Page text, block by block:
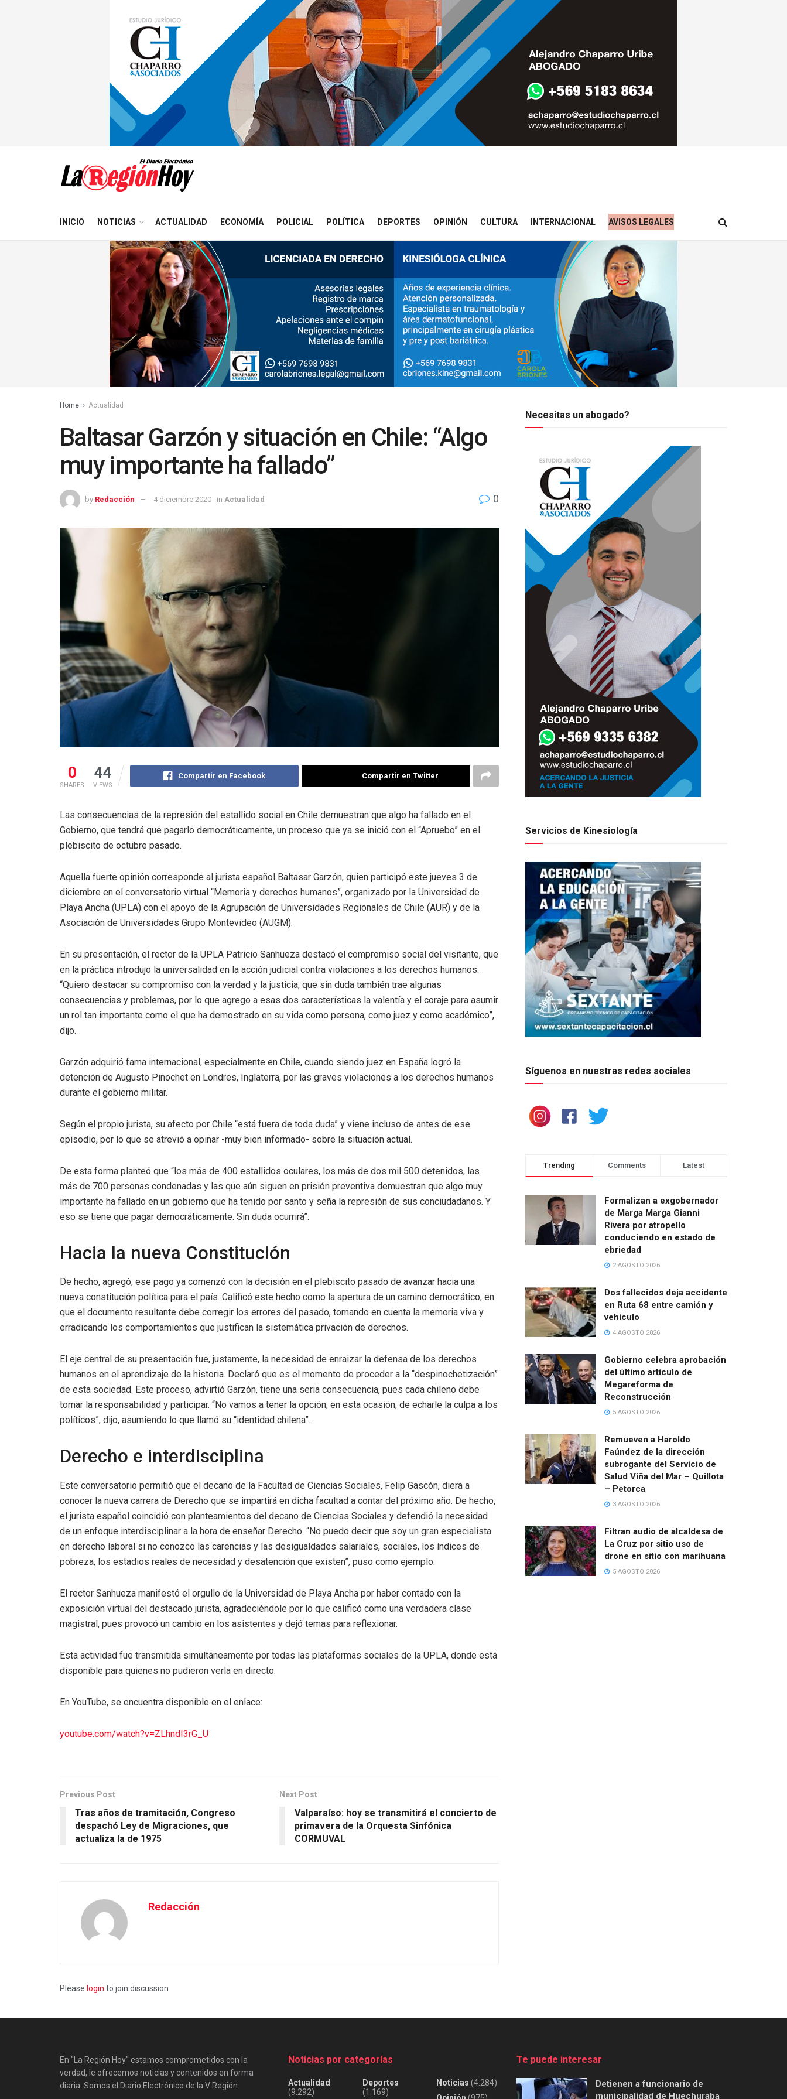
INICIO NOTICIAS ACTUALIDAD ECONOMÍA POLICIAL POLÍTICA DEPORTES OPINIÓN CULTURA INTERNACIONAL AVISOS LEGALES
Home Actualidad
Baltasar Garzón y situación en Chile: “Algo
muy importante ha fallado”
by Redacción 4 diciembre 2020 in Actualidad 0
0
SHARES
44
VIEWS
Compartir en Facebook Compartir en Twitter
Las consecuencias de la represión del estallido social en Chile demuestran que algo ha fallado en el
Gobierno, que tendrá que pagarlo democráticamente, un proceso que ya se inició con el “Apruebo” en el
plebiscito de octubre pasado.
Aquella fuerte opinión corresponde al jurista español Baltasar Garzón, quien participó este jueves 3 de
diciembre en el conversatorio virtual “Memoria y derechos humanos”, organizado por la Universidad de
Playa Ancha (UPLA) con el apoyo de la Agrupación de Universidades Regionales de Chile (AUR) y de la
Asociación de Universidades Grupo Montevideo (AUGM).
En su presentación, el rector de la UPLA Patricio Sanhueza destacó el compromiso social del visitante, que
en la práctica introdujo la universalidad en la acción judicial contra violaciones a los derechos humanos.
“Quiero destacar su compromiso con la verdad y la justicia, que sin duda también trae algunas
consecuencias y problemas, por lo que agrego a esas dos características la valentía y el coraje para asumir
un rol tan importante como el que ha demostrado en su vida como persona, como juez y como académico”,
dijo.
Garzón adquirió fama internacional, especialmente en Chile, cuando siendo juez en España logró la
detención de Augusto Pinochet en Londres, Inglaterra, por las graves violaciones a los derechos humanos
durante el gobierno militar.
Según el propio jurista, su afecto por Chile “está fuera de toda duda” y viene incluso de antes de ese
episodio, por lo que se atrevió a opinar -muy bien informado- sobre la situación actual.
De esta forma planteó que “los más de 400 estallidos oculares, los más de dos mil 500 detenidos, las
más de 700 personas condenadas y las que aún siguen en prisión preventiva demuestran que algo muy
importante ha fallado en un gobierno que ha tenido por santo y seña la represión de sus conciudadanos. Y
eso se tiene que pagar democráticamente. Sin duda ocurrirá”.
Hacia la nueva Constitución
De hecho, agregó, ese pago ya comenzó con la decisión en el plebiscito pasado de avanzar hacia una
nueva constitución política para el país. Calificó este hecho como la apertura de un camino democrático, en
que el documento resultante debe corregir los errores del pasado, tomando en cuenta la memoria viva y
erradicando los comportamientos que justifican la sistemática privación de derechos.
El eje central de su presentación fue, justamente, la necesidad de enraizar la defensa de los derechos
humanos en el aprendizaje de la historia. Declaró que es el momento de proceder a la “despinochetización”
de esta sociedad. Este proceso, advirtió Garzón, tiene una seria consecuencia, pues cada chileno debe
tomar la responsabilidad y participar. “No vamos a tener la opción, en esta ocasión, de echarle la culpa a los
políticos”, dijo, asumiendo lo que llamó su “identidad chilena”.
Derecho e interdisciplina
Este conversatorio permitió que el decano de la Facultad de Ciencias Sociales, Felip Gascón, diera a
conocer la nueva carrera de Derecho que se impartirá en dicha facultad a contar del próximo año. De hecho,
el jurista español coincidió con planteamientos del decano de Ciencias Sociales y defendió la necesidad
de un enfoque interdisciplinar a la hora de enseñar Derecho. “No puedo decir que soy un gran especialista
en derecho laboral si no conozco las carencias y las desigualdades salariales, sociales, los índices de
pobreza, los estadios reales de necesidad y desatención que existen”, puso como ejemplo.
El rector Sanhueza manifestó el orgullo de la Universidad de Playa Ancha por haber contado con la
exposición virtual del destacado jurista, agradeciéndole por lo que calificó como una verdadera clase
magistral, pues provocó un cambio en los asistentes y dejó temas para reflexionar.
Esta actividad fue transmitida simultáneamente por todas las plataformas sociales de la UPLA, donde está
disponible para quienes no pudieron verla en directo.
En YouTube, se encuentra disponible en el enlace:
youtube.com/watch?v=ZLhndI3rG_U
Previous Post
Tras años de tramitación, Congreso
despachó Ley de Migraciones, que
actualiza la de 1975
Next Post
Valparaíso: hoy se transmitirá el concierto de
primavera de la Orquesta Sinfónica
CORMUVAL
Redacción
Please login to join discussion
Necesitas un abogado?
Servicios de Kinesiología
Síguenos en nuestras redes sociales
Trending Comments Latest
Formalizan a exgobernador
de Marga Marga Gianni
Rivera por atropello
conduciendo en estado de
ebriedad
2 AGOSTO 2026
Dos fallecidos deja accidente
en Ruta 68 entre camión y
vehículo
4 AGOSTO 2026
Gobierno celebra aprobación
del último artículo de
Megareforma de
Reconstrucción
5 AGOSTO 2026
Remueven a Haroldo
Faúndez de la dirección
subrogante del Servicio de
Salud Viña del Mar – Quillota
– Petorca
3 AGOSTO 2026
Filtran audio de alcaldesa de
La Cruz por sitio uso de
drone en sitio con marihuana
5 AGOSTO 2026
En "La Región Hoy" estamos comprometidos con la
verdad, le ofrecemos noticias y contenidos en forma
diaria. Somos el Diario Electrónico de la V Región.
Noticias por categorías
Actualidad
(9.292)
Deportes
(1.169)
Noticias (4.284)
Te puede interesar
Detienen a funcionario de
municipalidad de Huechuraba